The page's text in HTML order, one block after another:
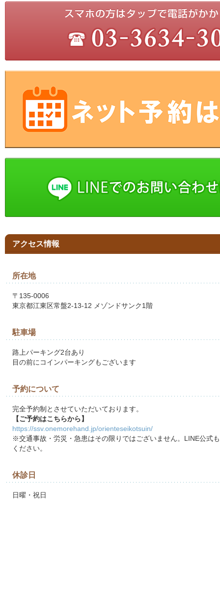
アクセス情報
所在地
〒135-0006
東京都江東区常盤2-13-12 メゾンドサンク1階
駐車場
路上パーキング2台あり
目の前にコインパーキングもございます
予約について
完全予約制とさせていただいております。
【ご予約はこちらから】
https://ssv.onemorehand.jp/orienteseikotsuin/
※交通事故・労災・急患はその限りではございません。LINE公式
ください。
休診日
日曜・祝日